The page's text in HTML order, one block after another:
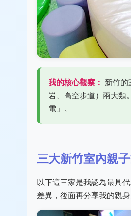
我的核心觀察： 新竹的
岩、高空步道）兩大類
電」。
三大新竹室內親
以下這三家是我認為最具
差異，後面再分享我的親